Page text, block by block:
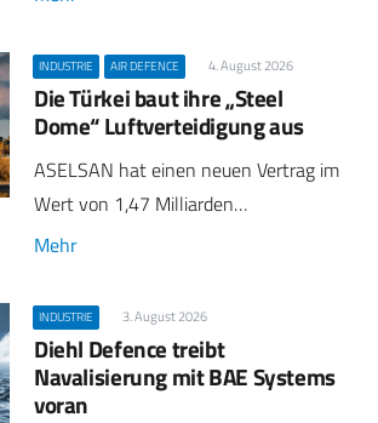
INDUSTRIE AIR DEFENCE 4. August 2026
Die Türkei baut ihre „Steel
Dome“ Luftverteidigung aus
ASELSAN hat einen neuen Vertrag im
Wert von 1,47 Milliarden…
Mehr
INDUSTRIE 3. August 2026
Diehl Defence treibt
Navalisierung mit BAE Systems
voran